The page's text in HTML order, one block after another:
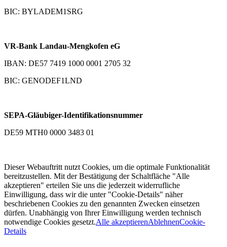
BIC: BYLADEM1SRG
VR-Bank Landau-Mengkofen eG
IBAN: DE57 7419 1000 0001 2705 32
BIC: GENODEF1LND
SEPA-Gläubiger-Identifikationsnummer
DE59 MTH0 0000 3483 01
Dieser Webauftritt nutzt Cookies, um die optimale Funktionalität
bereitzustellen. Mit der Bestätigung der Schaltfläche "Alle
akzeptieren" erteilen Sie uns die jederzeit widerrufliche
Einwilligung, dass wir die unter "Cookie-Details" näher
beschriebenen Cookies zu den genannten Zwecken einsetzen
dürfen. Unabhängig von Ihrer Einwilligung werden technisch
notwendige Cookies gesetzt.Alle akzeptierenAblehnenCookie-
Details